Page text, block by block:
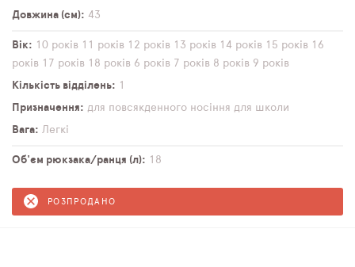
Довжина (см)
43
Вік 10 років 11 років 12 років 13 років 14 років 15 років 16
років 17 років 18 років 6 років 7 років 8 років 9 років
Кількість відділень
1
Призначення
для повсякденного носіння для школи
Вага
Легкі
Об'єм рюкзака/ранця (л) 18
РОЗПРОДАНО